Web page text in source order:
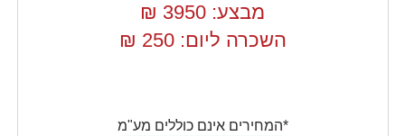
מבצע: 3950
₪
השכרה ליום: 250
₪
*המחירים אינם כוללים מע"מ